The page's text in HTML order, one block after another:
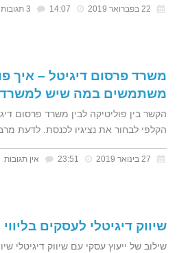
3 תגובות
משרד פרסום דיגיטל – איך
משתמשים במה שיש למשרד
הקשר בין פוליטיקה לבין משרד פרסום
הקלפי לבחור את נציגיו לכנסת. לדעת
אין תגובות
שיווק דיגיטלי לעסקים
שילוב של ייעוץ עסקי עם שיווק דיגיטלי